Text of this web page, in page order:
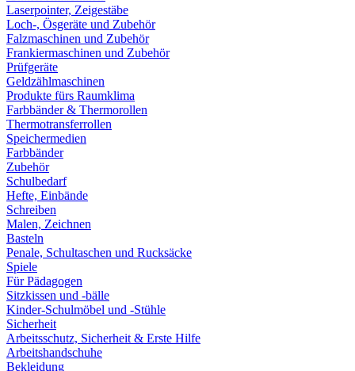
Laserpointer, Zeigestäbe
Loch-, Ösgeräte und Zubehör
Falzmaschinen und Zubehör
Frankiermaschinen und Zubehör
Prüfgeräte
Geldzählmaschinen
Produkte fürs Raumklima
Farbbänder & Thermorollen
Thermotransferrollen
Speichermedien
Farbbänder
Zubehör
Schulbedarf
Hefte, Einbände
Schreiben
Malen, Zeichnen
Basteln
Penale, Schultaschen und Rucksäcke
Spiele
Für Pädagogen
Sitzkissen und -bälle
Kinder-Schulmöbel und -Stühle
Sicherheit
Arbeitsschutz, Sicherheit & Erste Hilfe
Arbeitshandschuhe
Bekleidung